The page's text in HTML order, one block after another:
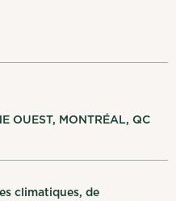
OUEST, MONTRÉAL, QC
climatiques, de